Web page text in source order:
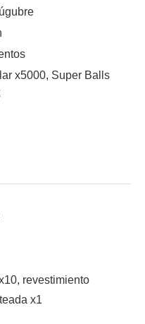
x5000, Super Balls
revestimiento
x1